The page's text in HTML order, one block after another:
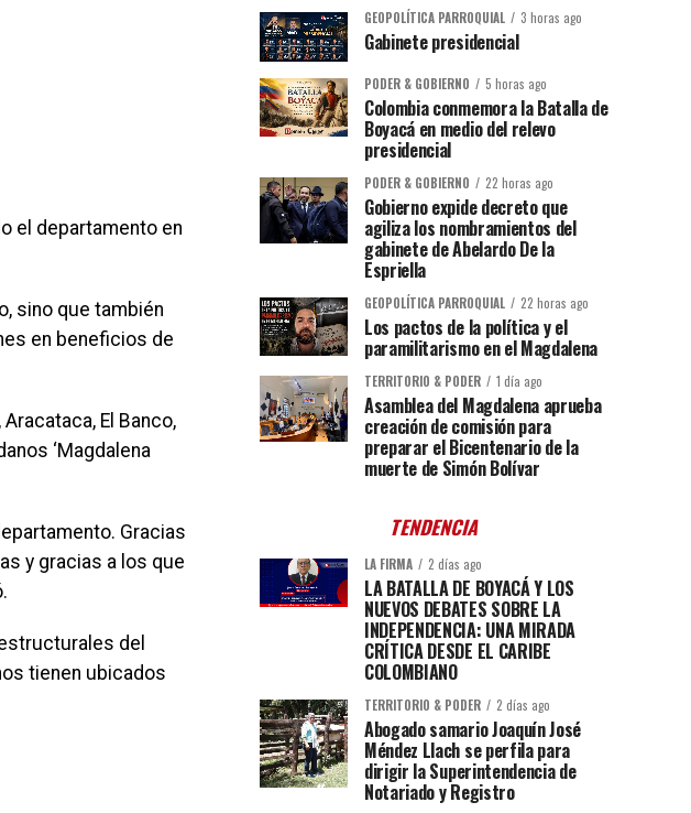
el departamento en
sino que también
en beneficios de
El Banco,
‘Magdalena
Gracias
y gracias a los que
del
tienen ubicados
GEOPOLÍTICA PARROQUIAL 3 horas ago
Gabinete presidencial
PODER & GOBIERNO 5 horas ago
Colombia conmemora la Batalla de
Boyacá en medio del relevo
presidencial
PODER & GOBIERNO 22 horas ago
Gobierno expide decreto que
agiliza los nombramientos del
gabinete de Abelardo De la
Espriella
GEOPOLÍTICA PARROQUIAL 22 horas ago
Los pactos de la política y el
paramilitarismo en el Magdalena
TERRITORIO & PODER 1 día ago
Asamblea del Magdalena aprueba
creación de comisión para
preparar el Bicentenario de la
muerte de Simón Bolívar
TENDENCIA
LA FIRMA 2 días ago
LA BATALLA DE BOYACÁ Y LOS
NUEVOS DEBATES SOBRE LA
INDEPENDENCIA: UNA MIRADA
CRÍTICA DESDE EL CARIBE
COLOMBIANO
TERRITORIO & PODER 2 días ago
Abogado samario Joaquín José
Méndez Llach se perfila para
dirigir la Superintendencia de
Notariado y Registro